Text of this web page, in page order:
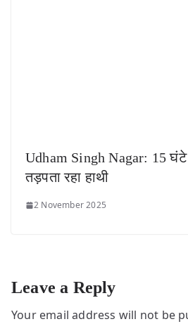
Udham Singh Nagar: 15 घंटे
तड़पता रहा हाथी
2 November 2025
Leave a Reply
Your email address will not be